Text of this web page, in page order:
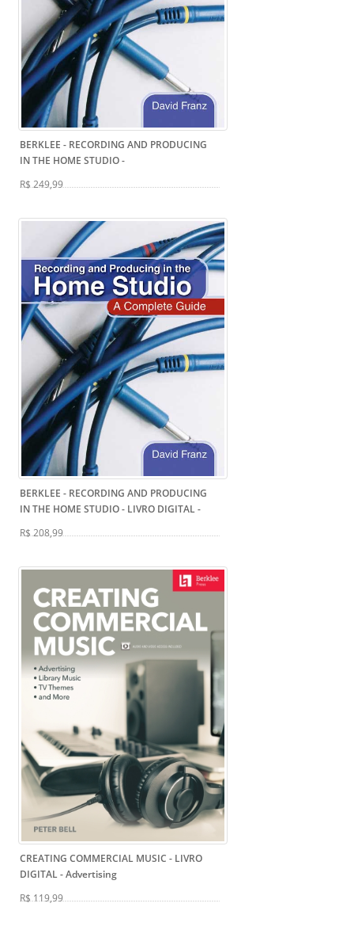
BERKLEE - RECORDING AND PRODUCING
IN THE HOME STUDIO-
R$ 249,99
BERKLEE - RECORDING AND PRODUCING
IN THE HOME STUDIO - LIVRO DIGITAL-
R$ 208,99
CREATING COMMERCIAL MUSIC - LIVRO
DIGITAL- Advertising
R$ 119,99